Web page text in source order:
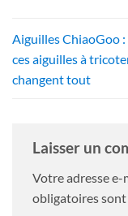
Aiguilles ChiaoGoo
ces aiguilles à
changent tout
Laisser un
Votre adresse e-
obligatoires